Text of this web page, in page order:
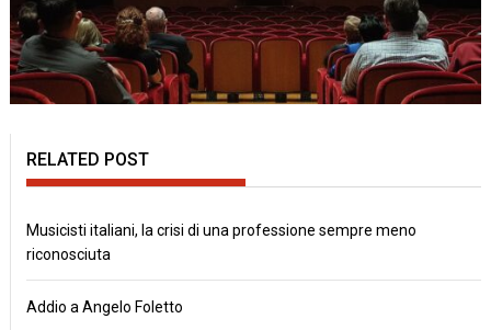
RELATED POST
Musicisti italiani, la crisi di una professione sempre meno
riconosciuta
Addio a Angelo Foletto